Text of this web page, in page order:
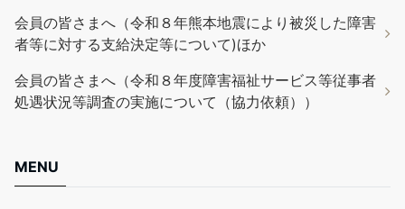
会員の皆さまへ（令和８年熊本地震により被災した障害
者等に対する支給決定等について)ほか
会員の皆さまへ（令和８年度障害福祉サービス等従事者
処遇状況等調査の実施について（協力依頼））
MENU